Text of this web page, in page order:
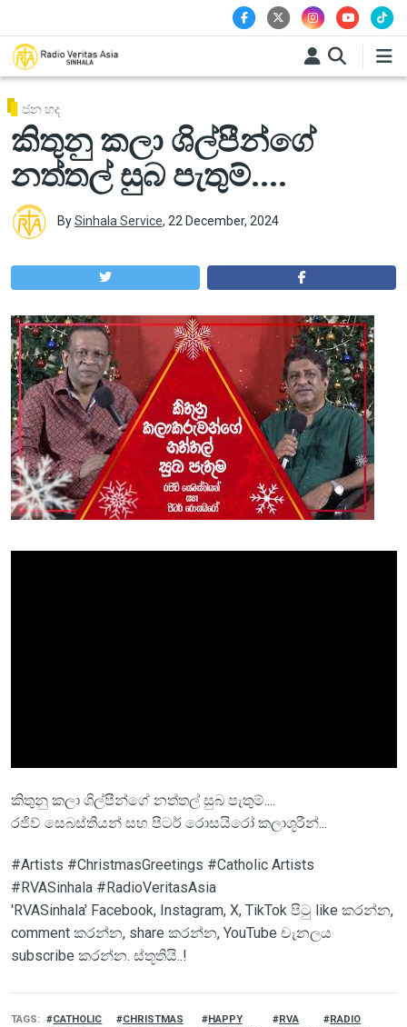
ජන හද
කිතුනු කලා ශිල්පීන්ගේ
නත්තල් සුබ පැතුම්....
BySinhala Service, 22 December, 2024
කිතුනු කලා ශිල්පීන්ගේ නත්තල් සුබ පැතුම්....
රජිව් සෙබස්තියන් සහ පීටර් රොසයිරෝ කලාශූරීන්...
#Artists #ChristmasGreetings #Catholic Artists
#RVASinhala #RadioVeritasAsia
'RVASinhala' Facebook, Instagram, X, TikTok පිටු like කරන්න,
comment කරන්න, share කරන්න, YouTube චැනලය
subscribe කරන්න. ස්තූතියි..!
TAGS
CATHOLIC
CHRISTMAS
HAPPY
RVA
RADIO